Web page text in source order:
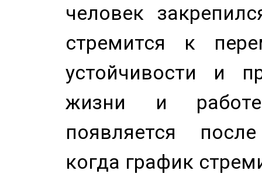
человек
стремится к
устойчивости и
жизни и
появляется
когда график